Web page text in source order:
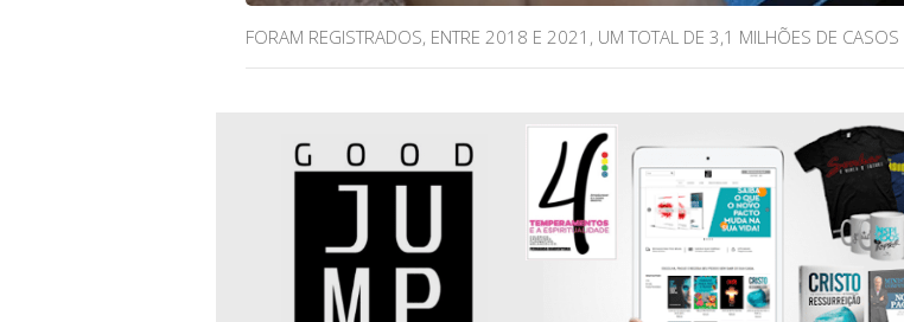
FORAM REGISTRADOS, ENTRE 2018 E 2021, UM TOTAL DE 3,1 MILHÕES DE